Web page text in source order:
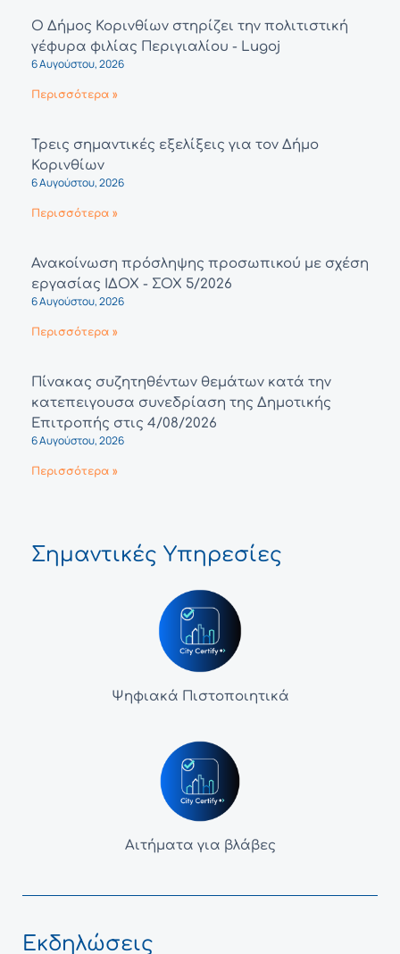
Ο Δήμος Κορινθίων στηρίζει την πολιτιστική
γέφυρα φιλίας Περιγιαλίου - Lugoj
6 Αυγούστου, 2026
Περισσότερα »
Τρεις σημαντικές εξελίξεις για τον Δήμο
Κορινθίων
6 Αυγούστου, 2026
Περισσότερα »
Ανακοίνωση πρόσληψης προσωπικού με σχέση
εργασίας ΙΔΟΧ - ΣΟΧ 5/2026
6 Αυγούστου, 2026
Περισσότερα »
Πίνακας συζητηθέντων θεμάτων κατά την
κατεπειγουσα συνεδρίαση της Δημοτικής
Επιτροπής στις 4/08/2026
6 Αυγούστου, 2026
Περισσότερα »
Σημαντικές Υπηρεσίες
Ψηφιακά Πιστοποιητικά
Αιτήματα για βλάβες
Εκδηλώσεις